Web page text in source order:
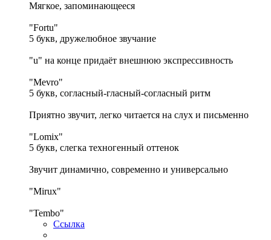
Мягкое, запоминающееся​​​​​​​
"Fortu"
5 букв, дружелюбное звучание
"u" на конце придаёт внешнюю экспрессивность
"Mevro"
5 букв, согласный-гласный-согласный ритм
Приятно звучит, легко читается на слух и письменно
"Lomix"
5 букв, слегка техногенный оттенок
Звучит динамично, современно и универсально
"​​​​​​​​​​​​​​Mirux"
"Tembo"
Ссылка